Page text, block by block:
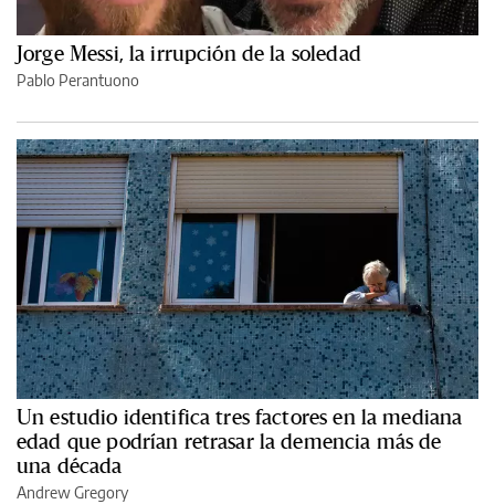
Jorge Messi, la irrupción de la soledad
Pablo Perantuono
Un estudio identifica tres factores en la mediana
edad que podrían retrasar la demencia más de
una década
Andrew Gregory